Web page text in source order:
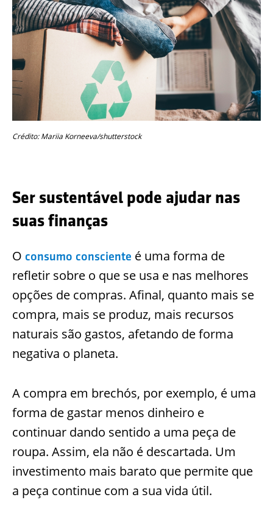
Crédito: Mariia Korneeva/shutterstock
Ser sustentável pode ajudar nas
suas finanças
O consumo consciente é uma forma de
refletir sobre o que se usa e nas melhores
opções de compras. Afinal, quanto mais se
compra, mais se produz, mais recursos
naturais são gastos, afetando de forma
negativa o planeta.
A compra em brechós, por exemplo, é uma
forma de gastar menos dinheiro e
continuar dando sentido a uma peça de
roupa. Assim, ela não é descartada. Um
investimento mais barato que permite que
a peça continue com a sua vida útil.